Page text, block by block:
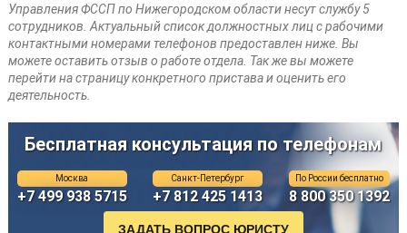
Управления ФССП по Нижегородском области несут службу 5
сотрудников. Актуальный список должностных лиц с рабочими
контактными номерами телефонов предоставлен ниже. Вы
можете оставить отзыв о работе отдела. Так же вы можете
перейти на страницу конкретного пристава и оценить его
деятельность.
Бесплатная консультация по телефонам
Москва
+7 499 938 5715
Санкт-Петербург
+7 812 425 1413
По России бесплатно
8 800 350 1392